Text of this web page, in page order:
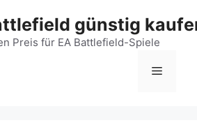
günstig
Preis für EA Battlefield-Spiele
Menü